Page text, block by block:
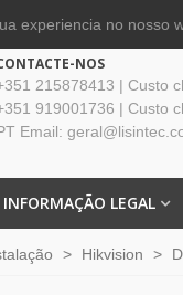
NOS
215878413 | Custo
919001736 | Custo
Email:
INFORMAÇÃO LEGAL
> Hikvision >
experiencia no nosso